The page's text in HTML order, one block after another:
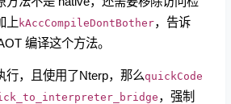
上kAccCompileDontBother，告诉
编译这个方法。
行，且使用了Nterp，那么quickCode
，强制